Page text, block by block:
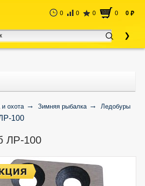
0 0 0 0 0 руб
охота Зимняя рыбалка Ледобуры
100
ЛР-100